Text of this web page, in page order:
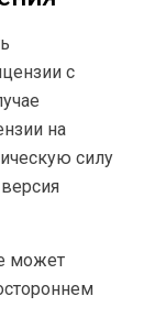
с
на
силу
может